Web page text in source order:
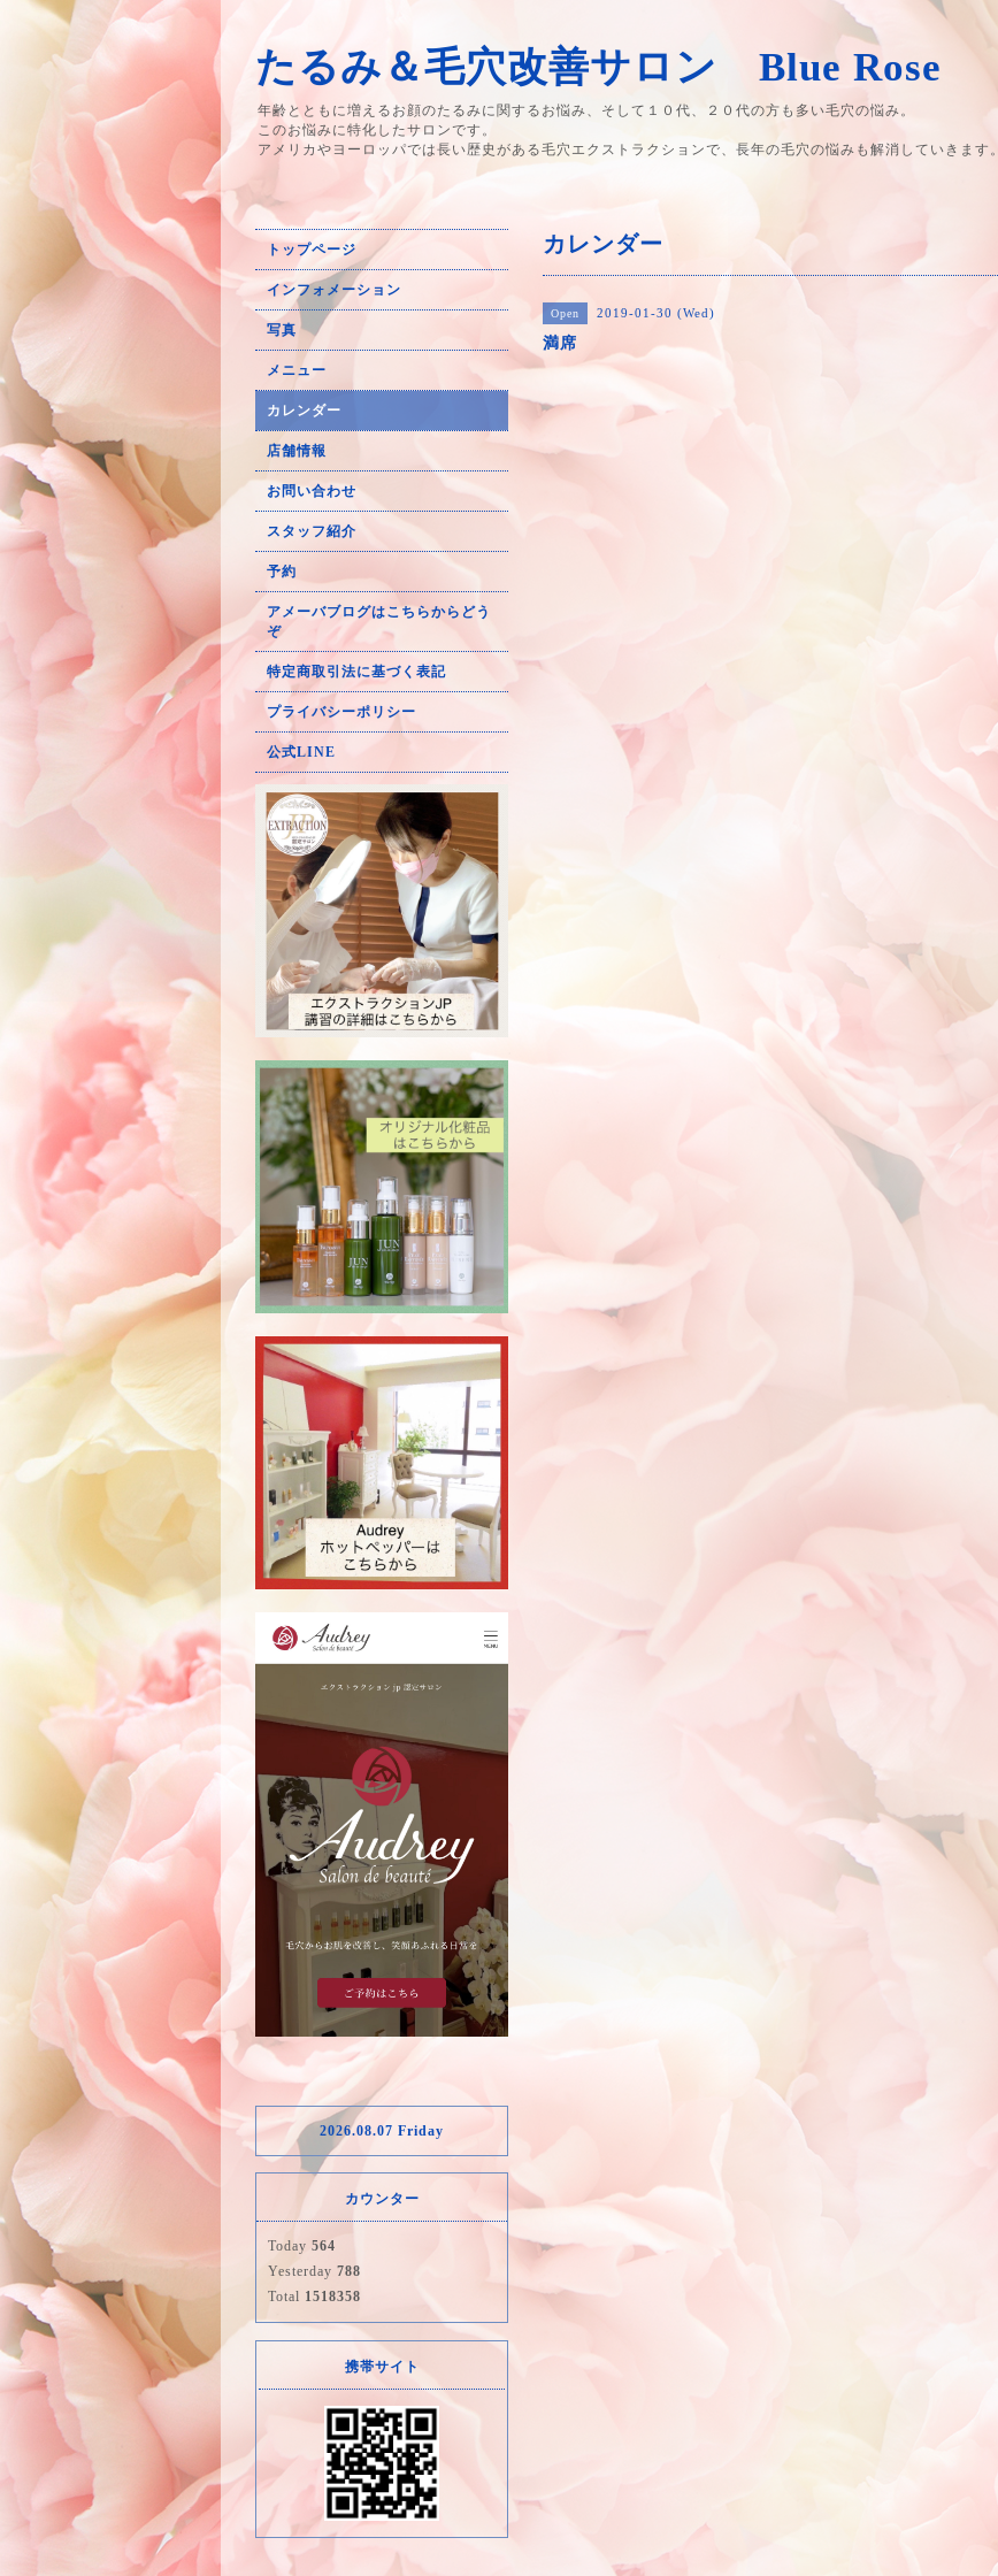
たるみ＆毛穴改善サロン Blue Rose
年齢とともに増えるお顔のたるみに関するお悩み、そして１０代、２０代の方も多い毛穴の悩み。
このお悩みに特化したサロンです。
アメリカやヨーロッパでは長い歴史がある毛穴エクストラクションで、長年の毛穴の悩みも解消していきます。
カレンダー
Open 2019-01-30 (Wed)
満席
トップページ
インフォメーション
写真
メニュー
カレンダー
店舗情報
お問い合わせ
スタッフ紹介
予約
アメーバブログはこちらからどう
ぞ
特定商取引法に基づく表記
プライバシーポリシー
公式LINE
2026.08.07 Friday
カウンター
Today 564
Yesterday 788
Total 1518358
携帯サイト